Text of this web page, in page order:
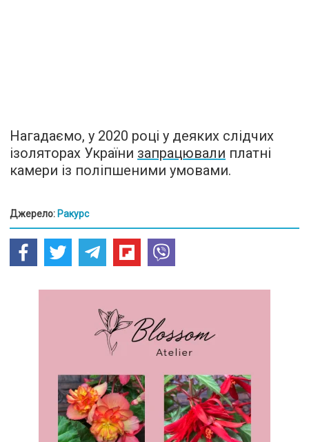
Нагадаємо, у 2020 році у деяких слідчих
ізоляторах України запрацювали платні
камери із поліпшеними умовами.
Джерело: Ракурс